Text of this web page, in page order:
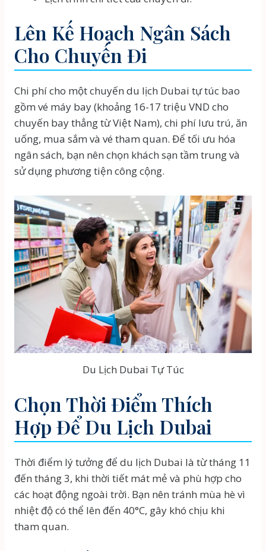
Lên Kế Hoạch Ngân Sách
Cho Chuyến Đi
Chi phí cho một chuyến du lịch Dubai tự túc bao
gồm vé máy bay (khoảng 16-17 triệu VND cho
chuyến bay thẳng từ Việt Nam), chi phí lưu trú, ăn
uống, mua sắm và vé tham quan. Để tối ưu hóa
ngân sách, bạn nên chọn khách sạn tầm trung và
sử dụng phương tiện công cộng.
Du Lịch Dubai Tự Túc
Chọn Thời Điểm Thích
Hợp Để Du Lịch Dubai
Thời điểm lý tưởng để du lịch Dubai là từ tháng 11
đến tháng 3, khi thời tiết mát mẻ và phù hợp cho
các hoạt động ngoài trời. Bạn nên tránh mùa hè vì
nhiệt độ có thể lên đến 40°C, gây khó chịu khi
tham quan.